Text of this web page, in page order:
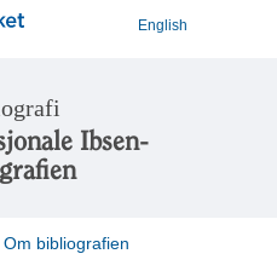
English
Ibsen-
Om bibliografien